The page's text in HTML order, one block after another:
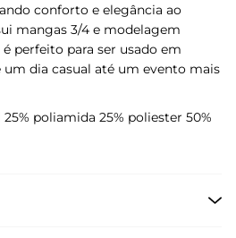
conforto e elegância ao
mangas 3/4 e modelagem
perfeito para ser usado em
um dia casual até um evento mais
poliamida 25% poliester 50%